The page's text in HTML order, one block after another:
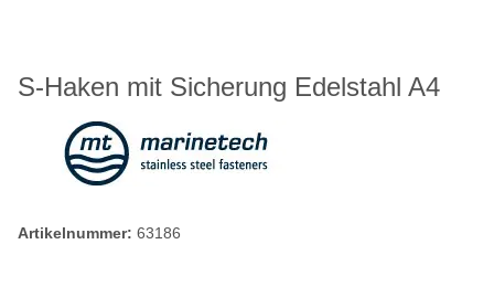
S-Haken mit Sicherung Edelstahl A4
Artikelnummer: 63186